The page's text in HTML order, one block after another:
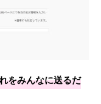
をみんなに送るだ